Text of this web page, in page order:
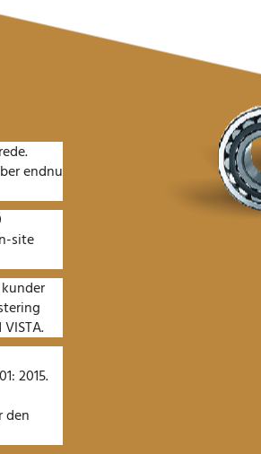
endnu
site
2015.
den